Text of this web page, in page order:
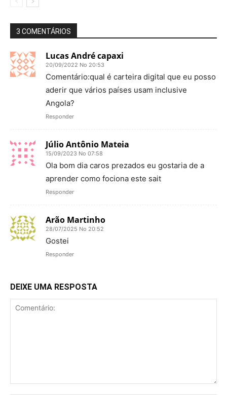
3 COMENTÁRIOS
Lucas André capaxi
20/09/2022 No 20:53
Comentário:qual é carteira digital que eu posso
aderir que vários países usam inclusive
Angola?
Responder
Júlio Antônio Mateia
15/09/2023 No 07:58
Ola bom dia caros prezados eu gostaria de a
aprender como fociona este sait
Responder
Arão Martinho
28/07/2025 No 20:52
Gostei
Responder
DEIXE UMA RESPOSTA